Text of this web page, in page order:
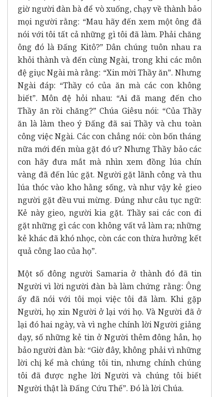
giờ người đàn bà để vò xuống, chạy về thành bảo
mọi người rằng: “Mau hãy đến xem một ông đã
nói với tôi tất cả những gì tôi đã làm. Phải chăng
ông đó là Đấng Kitô?” Dân chúng tuôn nhau ra
khỏi thành và đến cùng Ngài, trong khi các môn
đệ giục Ngài mà rằng: “Xin mời Thầy ăn”. Nhưng
Ngài đáp: “Thầy có của ăn mà các con không
biết”. Môn đệ hỏi nhau: “Ai đã mang đến cho
Thầy ăn rồi chăng?” Chúa Giêsu nói: “Của Thầy
ăn là làm theo ý Đấng đã sai Thầy và chu toàn
công việc Ngài. Các con chẳng nói: còn bốn tháng
nữa mới đến mùa gặt đó ư? Nhưng Thầy bảo các
con hãy đưa mắt mà nhìn xem đồng lúa chín
vàng đã đến lúc gặt. Người gặt lãnh công và thu
lúa thóc vào kho hằng sống, và như vậy kẻ gieo
người gặt đều vui mừng. Đúng như câu tục ngữ:
Kẻ này gieo, người kia gặt. Thầy sai các con đi
gặt những gì các con không vất vả làm ra; những
kẻ khác đã khó nhọc, còn các con thừa hưởng kết
quả công lao của họ”.
Một số đông người Samaria ở thành đó đã tin
Người vì lời người đàn bà làm chứng rằng: Ông
ấy đã nói với tôi mọi việc tôi đã làm. Khi gặp
Người, họ xin Người ở lại với họ. Và Người đã ở
lại đó hai ngày, và vì nghe chính lời Người giảng
dạy, số những kẻ tin ở Người thêm đông hẳn, họ
bảo người đàn bà: “Giờ đây, không phải vì những
lời chị kể mà chúng tôi tin, nhưng chính chúng
tôi đã được nghe lời Người và chúng tôi biết
Người thật là Đấng Cứu Thế”. Đó là lời Chúa.